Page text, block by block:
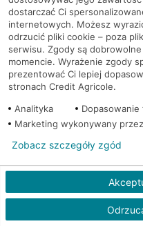
Żory, Pawlikowskiego
PU14
Żory, Powstańców
8
Żory, Rynek 9
Żory, ul. Bałdyka 2
dostarczać Ci
internetowych. Możesz
odrzucić pliki cookie – poza
serwisu. Zgody są
momencie. Wyrażenie zgody
prezentować Ci lepiej
stronach Credit Agricole.
Analityka
Marketing wykonywany
Zobacz szczegóły zgód